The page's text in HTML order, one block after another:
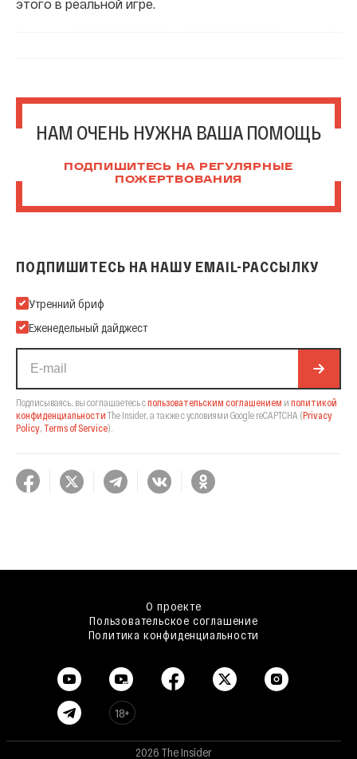
этого в реальной игре.
НАМ ОЧЕНЬ НУЖНА ВАША ПОМОЩЬ
ПОДПИШИТЕСЬ НА РЕГУЛЯРНЫЕ
ПОЖЕРТВОВАНИЯ
ПОДПИШИТЕСЬ НА НАШУ EMAIL-РАССЫЛКУ
Подпишитесь на нашу Email-рассылку
Утренний бриф
Еженедельный дайджест
Подписываясь, вы соглашаетесь спользовательским соглашением и политикой
конфиденциальности The Insider, а также с условиями Google reCAPTCHA (Privacy
Policy, Terms of Service).
О проекте
Пользовательское соглашение
Политика конфиденциальности
18+
2026 The Insider